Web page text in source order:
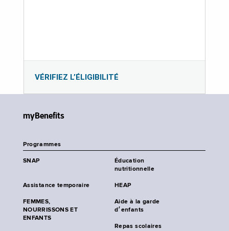
VÉRIFIEZ L’ÉLIGIBILITÉ
myBenefits
Programmes
SNAP
Éducation
nutritionnelle
Assistance temporaire HEAP
FEMMES,
NOURRISSONS ET
ENFANTS
Aide à la garde
d׳enfants
Repas scolaires